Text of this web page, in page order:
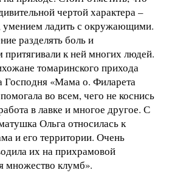
чертой характера –
умением ладить с окружающими.
разделять боль и
к ней многих людей.
томаринского прихода
Господня «Мама о. Филарета
во всем, чего не коснись
в лавке и многое другое. С
Ольга относилась к
и его территории. Очень
их на прихрамовой
множество клумб».